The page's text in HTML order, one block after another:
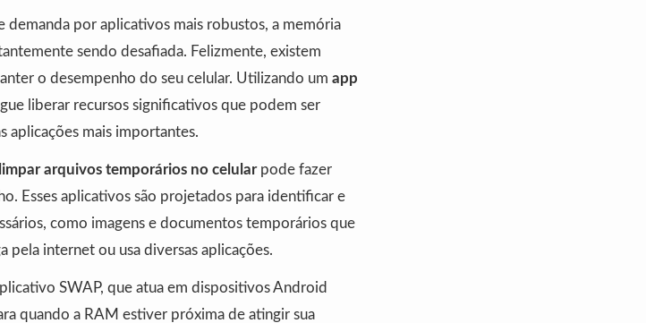
demanda por aplicativos mais robustos, a memória
sendo desafiada. Felizmente, existem
o desempenho do seu celular. Utilizando um app
liberar recursos significativos que podem ser
aplicações mais importantes.
arquivos temporários no celularpode fazer
Esses aplicativos são projetados para identificar e
como imagens e documentos temporários que
pela internet ou usa diversas aplicações.
SWAP, que atua em dispositivos Android
quando a RAM estiver próxima de atingir sua